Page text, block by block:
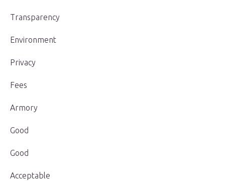
Transparency
Environment
Privacy
Fees
Armory
Good
Good
Acceptable